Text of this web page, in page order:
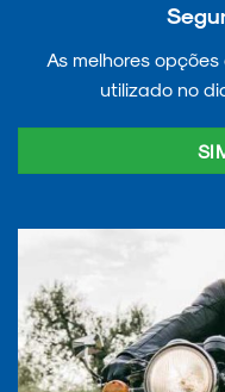
As melhores
utilizado no